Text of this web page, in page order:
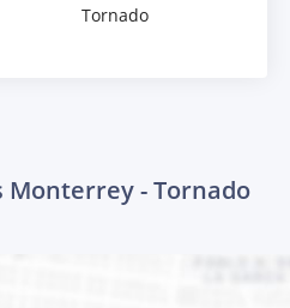
Tornado
Monterrey - Tornado